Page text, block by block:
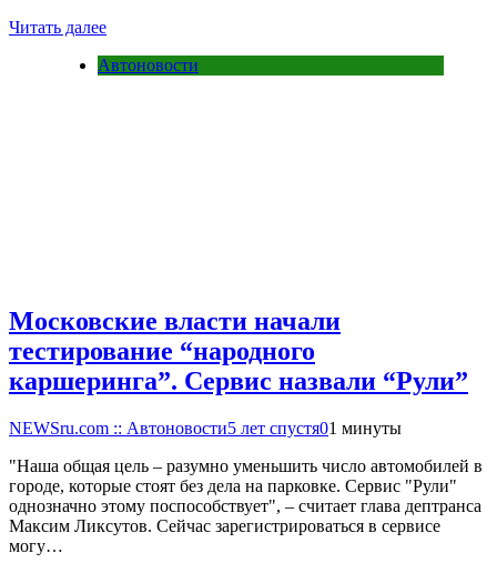
Читать далее
Автоновости
Московские власти начали
тестирование “народного
каршеринга”. Сервис назвали “Рули”
NEWSru.com :: Автоновости5 лет спустя01 минуты
"Наша общая цель – разумно уменьшить число автомобилей в
городе, которые стоят без дела на парковке. Сервис "Рули"
однозначно этому поспособствует", – считает глава дептранса
Максим Ликсутов. Сейчас зарегистрироваться в сервисе
могу…